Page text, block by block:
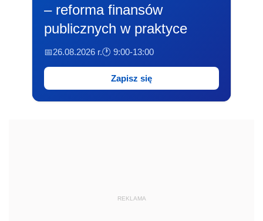
– reforma finansów
publicznych w praktyce
📅26.08.2026 r.🕐 9:00-13:00
Zapisz się
REKLAMA